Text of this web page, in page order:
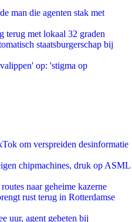
man die agenten stak met
terug met lokaal 32 graden
staatsburgerschap bij
op: 'stigma op
om verspreiden desinformatie
chipmachines, druk op ASML
naar geheime kazerne
rust terug in Rotterdamse
uur, agent gebeten bij